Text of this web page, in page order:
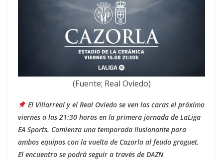
(Fuente; Real Oviedo)
El Villarreal y el Real Oviedo se ven las caras el próximo
viernes a las 21:30 horas en la primera jornada de LaLiga
EA Sports. Comienza una temporada ilusionante para
ambos equipos con la vuelta de Cazorla al feudo groguet.
El encuentro se podrá seguir a través de DAZN.